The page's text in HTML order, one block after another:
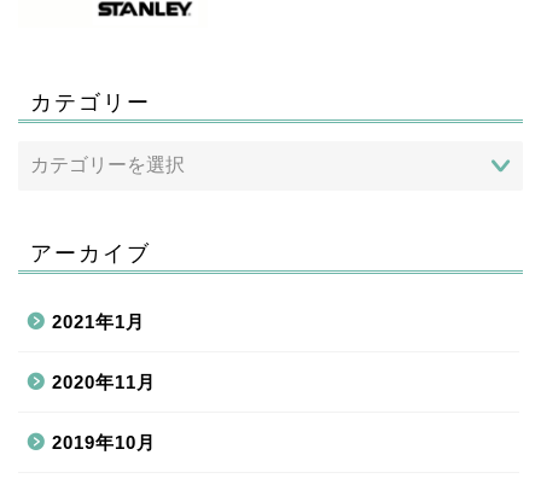
カテゴリー
アーカイブ
2021年1月
2020年11月
2019年10月